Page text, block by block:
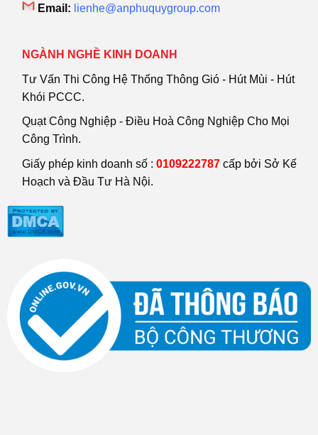
Email: lienhe@anphuquygroup.com
NGÀNH NGHỀ KINH DOANH
Tư Vấn Thi Công Hệ Thống Thông Gió - Hút Mùi - Hút
Khói PCCC.
Quạt Công Nghiệp - Điều Hoà Công Nghiệp Cho Mọi
Công Trình.
Giấy phép kinh doanh số : 0109222787 cấp bởi Sở Kế
Hoạch và Đầu Tư Hà Nội.